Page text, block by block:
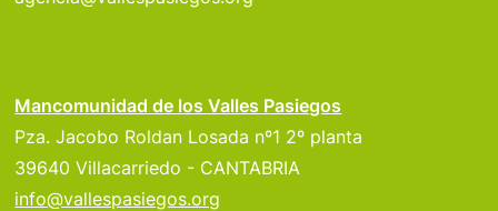
Mancomunidad de los Valles Pasiegos
Pza. Jacobo Roldan Losada nº1 2º planta
39640 Villacarriedo - CANTABRIA
info@vallespasiegos.org